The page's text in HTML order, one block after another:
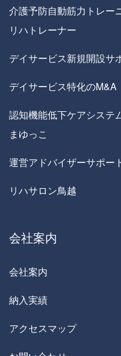
介護予防自動筋力トレー
リハトレーナー
デイサービス新規開設サ
デイサービス特化のM&A
認知機能低下ケアシステ
まゆっこ
運営アドバイザーサポー
リハサロン鳥越
会社案内
会社案内
納入実績
アクセスマップ